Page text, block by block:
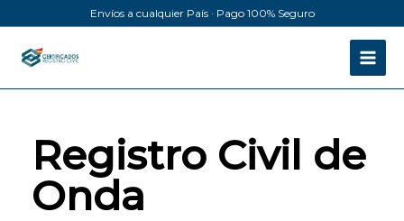
al
contenido
Envíos a cualquier País · Pago 100% Seguro
Registro Civil de
Onda